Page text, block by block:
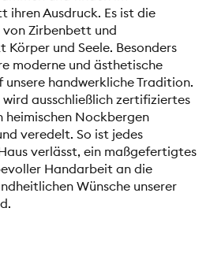
ihren Ausdruck. Es ist die
Zirbenbett und
Körper und Seele. Besonders
moderne und ästhetische
unsere handwerkliche Tradition.
ausschließlich zertifiziertes
heimischen Nockbergen
veredelt. So ist jedes
verlässt, ein maßgefertigtes
Handarbeit an die
Wünsche unserer